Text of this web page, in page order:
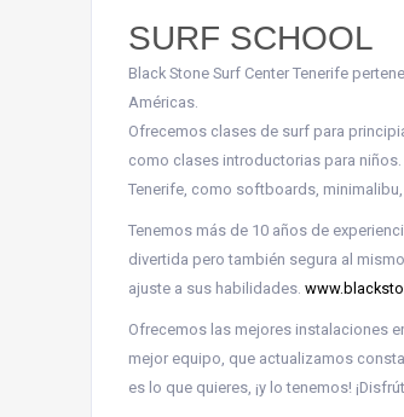
SURF SCHOOL
Black Stone Surf Center Tenerife
Américas.
Ofrecemos clases de surf para
como clases introductorias para
Tenerife, como softboards,
Tenemos más de 10 años de
divertida pero también segura al
ajuste a sus habilidades.
Ofrecemos las mejores instalaciones
mejor equipo, que actualizamos
es lo que quieres, ¡y lo tenemos!